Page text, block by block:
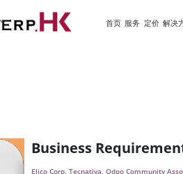
首页 服务 定价 解决
Business
Elico Corp, Tecnativa, Odoo Community